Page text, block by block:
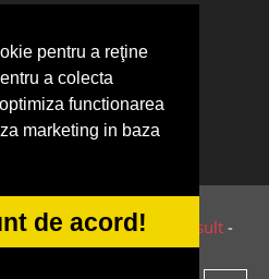
pentru a reţine
a colecta
functionarea
marketing in baza
de acord!
&Tokaido Consult -